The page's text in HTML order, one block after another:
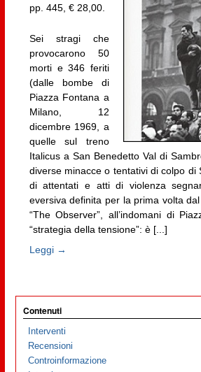
pp. 445, € 28,00.
Sei stragi che
provocarono 50
morti e 346 feriti
(dalle bombe di
Piazza Fontana a
Milano, 12
dicembre 1969, a
quelle sul treno
Italicus a San Benedetto Val di
diverse minacce o tentativi di colpo di
di attentati e atti di violenza
eversiva definita per la prima volta
“The Observer”, all’indomani di
“strategia della tensione”: è [...]
Leggi →
Contenuti
Interventi
Recensioni
Controinformazione